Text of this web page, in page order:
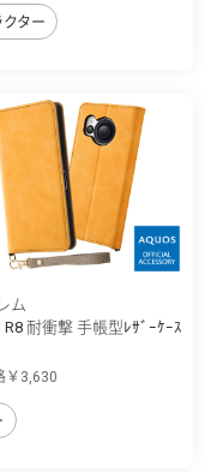
クター
ム
R8 耐衝撃 手帳型ﾚｻﾞｰｹｰｽ
￥3,630